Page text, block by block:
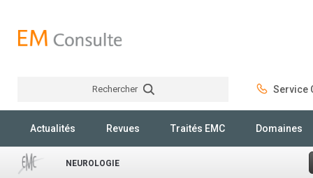
Rechercher Service
Actualités Revues Traités EMC Domaines
NEUROLOGIE